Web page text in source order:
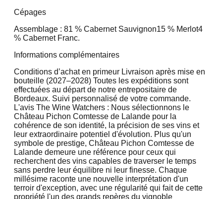
Cépages
Assemblage : 81 % Cabernet Sauvignon15 % Merlot4
% Cabernet Franc.
Informations complémentaires
Conditions d’achat en primeur Livraison après mise en
bouteille (2027–2028) Toutes les expéditions sont
effectuées au départ de notre entrepositaire de
Bordeaux. Suivi personnalisé de votre commande.
L'avis The Wine Watchers : Nous sélectionnons le
Château Pichon Comtesse de Lalande pour la
cohérence de son identité, la précision de ses vins et
leur extraordinaire potentiel d'évolution. Plus qu'un
symbole de prestige, Château Pichon Comtesse de
Lalande demeure une référence pour ceux qui
recherchent des vins capables de traverser le temps
sans perdre leur équilibre ni leur finesse. Chaque
millésime raconte une nouvelle interprétation d'un
terroir d'exception, avec une régularité qui fait de cette
propriété l'un des grands repères du vignoble